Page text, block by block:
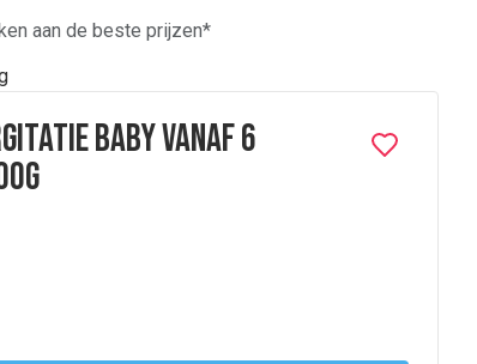
aan de beste prijzen*
Baby Vanaf 6